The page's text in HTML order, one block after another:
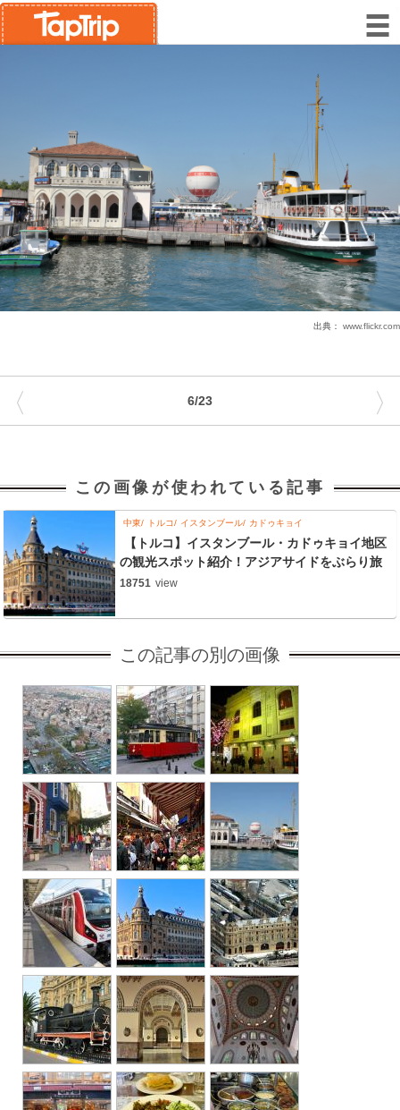
出典： www.flickr.com
6/23
〈 〉
この画像が使われている記事
中東 トルコ イスタンブール カドゥキョイ
【トルコ】イスタンブール・カドゥキョイ地区
の観光スポット紹介！アジアサイドをぶらり旅
18751 view
この記事の別の画像